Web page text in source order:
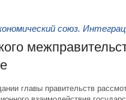
союз.
главы правительств